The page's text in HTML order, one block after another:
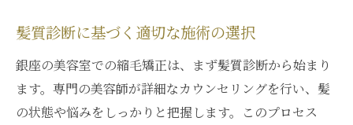
髪質診断に基づく適切な施術の選択
銀座の美容室での縮毛矯正は、まず髪質診断から始まり
ます。専門の美容師が詳細なカウンセリングを行い、髪
の状態や悩みをしっかりと把握します。このプロセス